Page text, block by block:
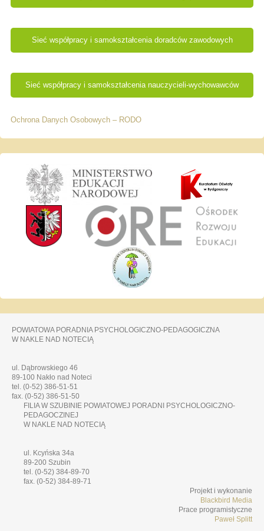
Sieć współpracy i samokształcenia doradców zawodowych
Sieć współpracy i samokształcenia nauczycieli-wychowawców
Ochrona Danych Osobowych – RODO
POWIATOWA PORADNIA PSYCHOLOGICZNO-PEDAGOGICZNA
W NAKLE NAD NOTECIĄ
ul. Dąbrowskiego 46
89-100 Nakło nad Noteci
tel. (0-52) 386-51-51
fax. (0-52) 386-51-50
FILIA W SZUBINIE POWIATOWEJ PORADNI PSYCHOLOGICZNO-
PEDAGOCZINEJ
W NAKLE NAD NOTECIĄ
ul. Kcyńska 34a
89-200 Szubin
tel. (0-52) 384-89-70
fax. (0-52) 384-89-71
Projekt i wykonanie
Blackbird Media
Prace programistyczne
Paweł Splitt